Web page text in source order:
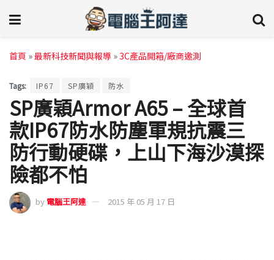
首頁 »最新科技新聞與報導 »3C產品開箱/廠商邀測
Tags: IP67 SP廣穎 防水
SP廣穎Armor A65 – 全球首
款IP67防水防塵軍規抗震三
防行動硬碟，上山下海沙漠探
險都不怕
by 電腦王阿達 2015 年 05 月 17 日